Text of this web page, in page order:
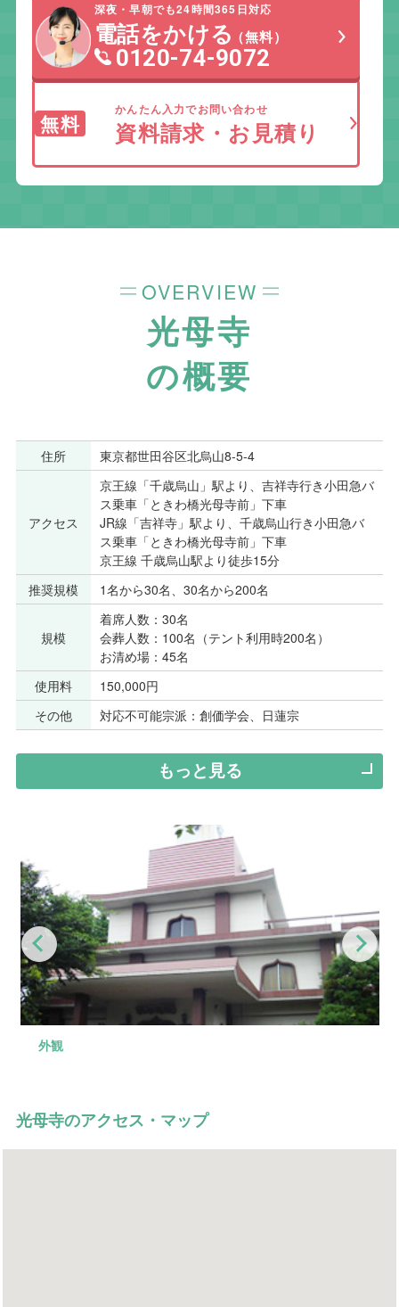
深夜・早朝でも24時間365日対応
電話をかける（無料）
0120-74-9072
無料
かんたん入力でお問い合わせ
資料請求・お見積り
OVERVIEW
光母寺
の概要
住所 東京都世田谷区北烏山8-5-4
アクセス
京王線「千歳烏山」駅より、吉祥寺行き小田急バ
ス乗車「ときわ橋光母寺前」下車
JR線「吉祥寺」駅より、千歳烏山行き小田急バ
ス乗車「ときわ橋光母寺前」下車
京王線 千歳烏山駅より徒歩15分
推奨規模
1名から30名、30名から200名
規模
着席人数：30名
会葬人数：100名（テント利用時200名）
お清め場：45名
使用料
150,000円
その他
対応不可能宗派：創価学会、日蓮宗
もっと見る
Previous
外観
控え室
式場前
式場
葬儀実例
光母寺のアクセス・マップ